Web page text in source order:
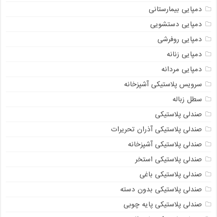
دمپایی بیمارستانی
دمپایی دستشویی
دمپایی روفرشی
دمپایی زنانه
دمپایی مردانه
سرویس پلاستیکی آشپزخانه
سطل زباله
صندلی پلاستیکی
صندلی پلاستیکی آذران تحریرات
صندلی پلاستیکی آشپزخانه
صندلی پلاستیکی استخر
صندلی پلاستیکی باغی
صندلی پلاستیکی بدون دسته
صندلی پلاستیکی پایه چوبی